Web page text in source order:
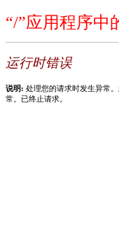
“/”应用程序中
运行时错误
说明: 处理您的请求时发生异常
常。已终止请求。